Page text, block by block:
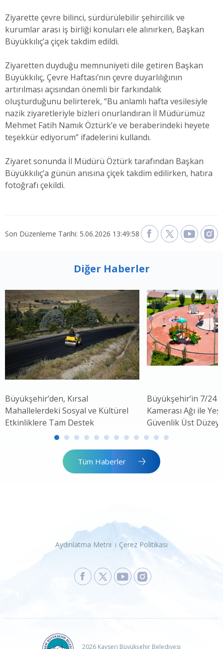
Ziyarette çevre bilinci, sürdürülebilir şehircilik ve
kurumlar arası iş birliği konuları ele alınırken, Başkan
Büyükkılıç’a çiçek takdim edildi.
Ziyaretten duyduğu memnuniyeti dile getiren Başkan
Büyükkılıç, Çevre Haftası’nın çevre duyarlılığının
artırılması açısından önemli bir farkındalık
oluşturduğunu belirterek, “Bu anlamlı hafta vesilesiyle
nazik ziyaretleriyle bizleri onurlandıran İl Müdürümüz
Mehmet Fatih Namık Öztürk’e ve beraberindeki heyete
teşekkür ediyorum” ifadelerini kullandı.
Ziyaret sonunda İl Müdürü Öztürk tarafından Başkan
Büyükkılıç’a günün anısına çiçek takdim edilirken, hatıra
fotoğrafı çekildi.
Son Düzenleme Tarihi: 5.06.2026 13:49:58
Diğer Haberler
Büyükşehir’den, Kırsal
Mahallelerdeki Sosyal ve Kültürel
Etkinliklere Tam Destek
Büyükşehir’in 7/24
Kamerası Ağı ile
Güvenlik Üst
Tüm Haberler
Aydınlatma Metni Çerez Politikası
2026 Kayseri Büyükşehir Belediyesi